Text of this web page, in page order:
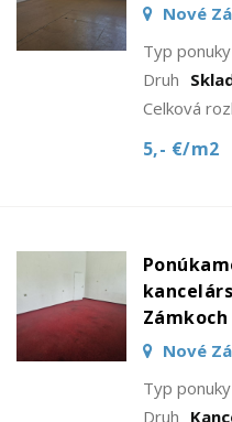
Nové
Typ ponuky
Druh
Celková
5,- €/m2
Zámkoch
Nové
Typ ponuky
Druh